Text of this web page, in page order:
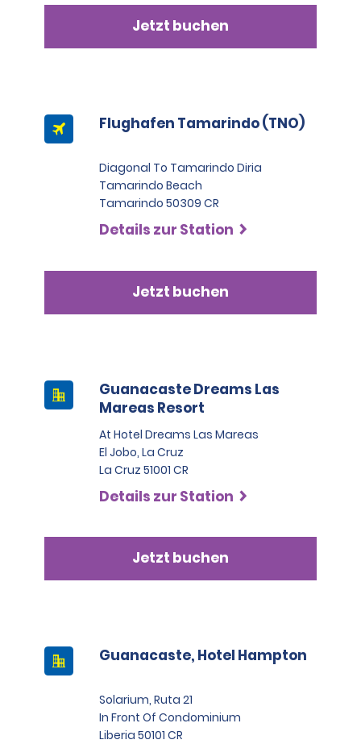
Jetzt buchen
Flughafen Tamarindo (TNO)
Diagonal To Tamarindo Diria
Tamarindo Beach
Tamarindo 50309 CR
Details zur Station
Jetzt buchen
Guanacaste Dreams Las
Mareas Resort
At Hotel Dreams Las Mareas
El Jobo, La Cruz
La Cruz 51001 CR
Details zur Station
Jetzt buchen
Guanacaste, Hotel Hampton
Solarium, Ruta 21
In Front Of Condominium
Liberia 50101 CR